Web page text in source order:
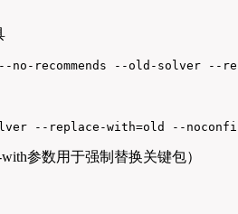
recommends --old-solver --
--replace-with=old --
with参数用于强制替换关键包）